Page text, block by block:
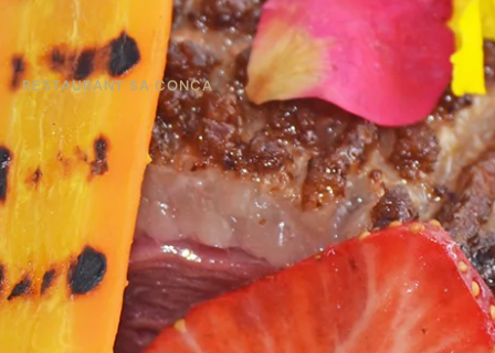
RESTAURANT SA CONCA